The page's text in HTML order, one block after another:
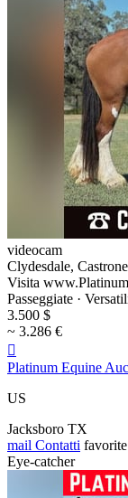
videocam
Clydesdale,
Visita
Passeggiate ·
3.500 $
~ 3.286 €

Platinum Equine
US
Jacksboro TX
mail Contatti favorite
Eye-catcher